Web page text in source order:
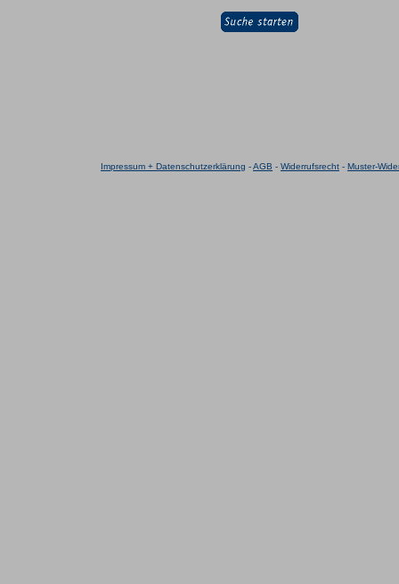
Impressum + Datenschutzerklärung -AGB - Widerrufsrecht - Muster-